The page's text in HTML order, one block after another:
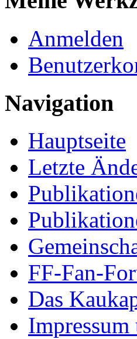
Anmelden
Navigation
Hauptseite
Letzte
FF-Fan-
Das